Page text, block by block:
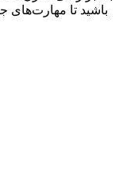
باشید تا مهارت‌های